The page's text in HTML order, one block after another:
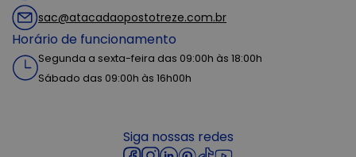
sac@atacadaopostotreze.com.br
Horário de funcionamento
Segunda a sexta-feira das 09:00h às 18:00h
Sábado das 09:00h às 16h00h
Siga nossas redes